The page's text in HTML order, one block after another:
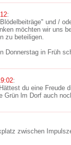
:
und /
möchten wir uns
zu beteiligen.
Donnerstag in Früh
:
du eine Freude
Grün lm Dorf auch
zwischen